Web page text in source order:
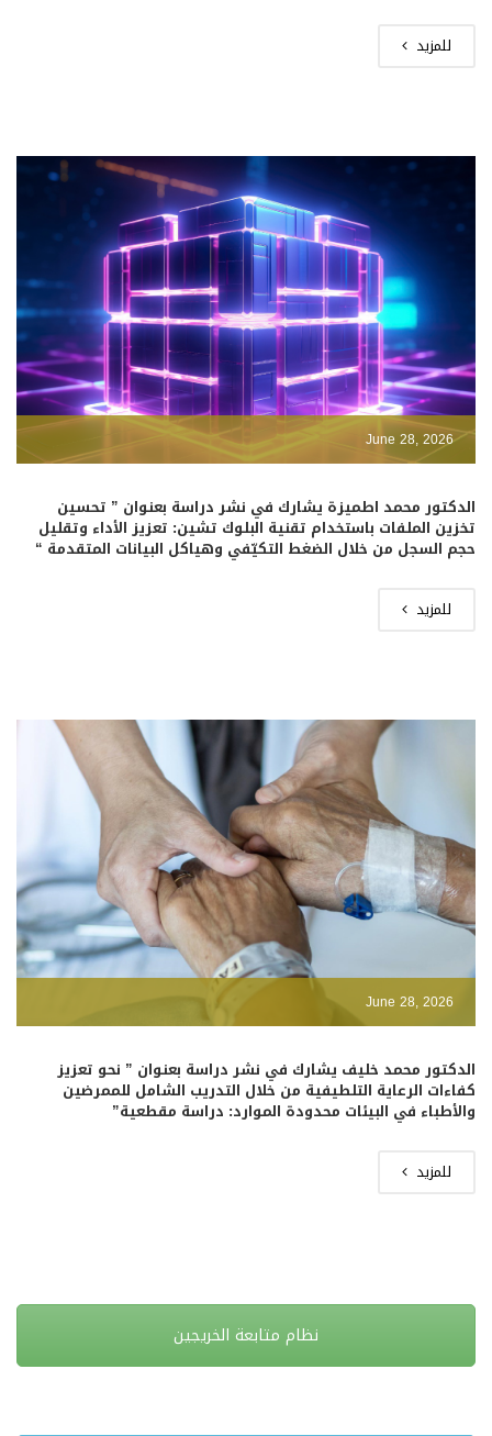
للمزيد
June 28, 2026
الدكتور محمد اطميزة يشارك في نشر دراسة بعنوان ” تحسين
تخزين الملفات باستخدام تقنية البلوك تشين: تعزيز الأداء وتقليل
حجم السجل من خلال الضغط التكيّفي وهياكل البيانات المتقدمة “
للمزيد
June 28, 2026
الدكتور محمد خليف يشارك في نشر دراسة بعنوان ” نحو تعزيز
كفاءات الرعاية التلطيفية من خلال التدريب الشامل للممرضين
والأطباء في البيئات محدودة الموارد: دراسة مقطعية”
للمزيد
نظام متابعة الخريجين